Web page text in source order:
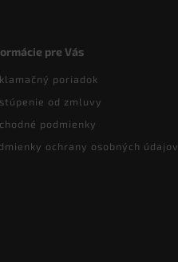
pre Vás
poriadok
od zmluvy
podmienky
ochrany osobných údajov